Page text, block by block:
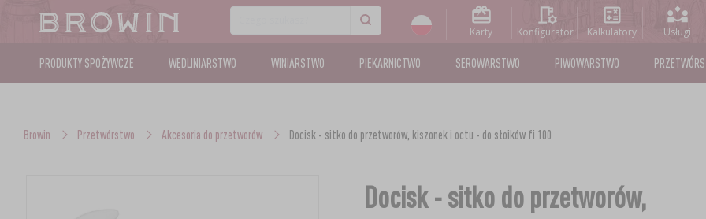
Karty Konfigurator Kalkulatory Usługi
PRODUKTY SPOŻYWCZE WĘDLINIARSTWO WINIARSTWO PIEKARNICTWO SEROWARSTWO PIWOWARSTWO
Browin Przetwórstwo Akcesoria do przetworów Docisk - sitko do przetworów, kiszonek i octu - do słoików fi 100
Docisk - sitko do przetworów,